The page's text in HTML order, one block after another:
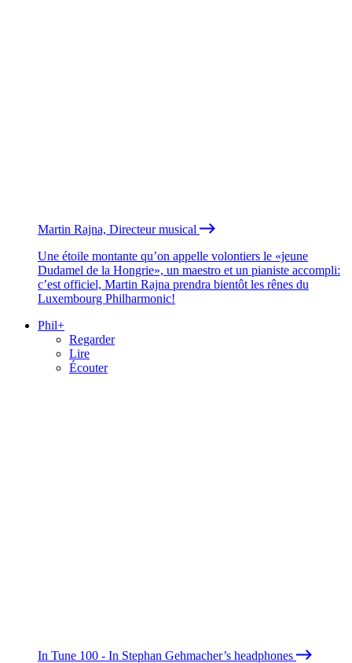
Martin Rajna, Directeur musical
Une étoile montante qu’on appelle volontiers le «jeune
Dudamel de la Hongrie», un maestro et un pianiste accompli:
c’est officiel, Martin Rajna prendra bientôt les rênes du
Luxembourg Philharmonic!
Phil+
Regarder
Lire
Écouter
In Tune 100 - In Stephan Gehmacher’s headphones